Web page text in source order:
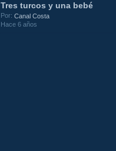
Tres turcos y una bebé
Por:Canal Costa
Hace 6 años